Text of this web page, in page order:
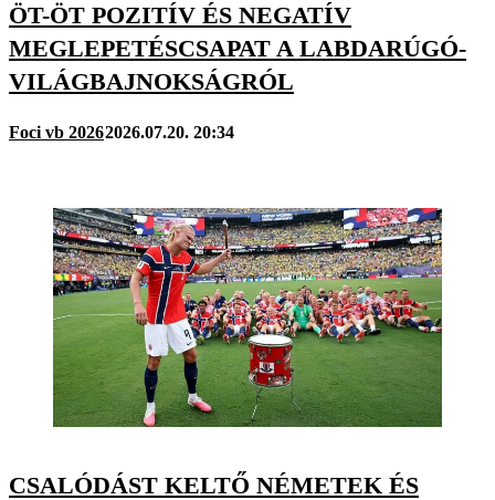
ÖT-ÖT POZITÍV ÉS NEGATÍV
MEGLEPETÉSCSAPAT A LABDARÚGÓ-
VILÁGBAJNOKSÁGRÓL
Foci vb 20262026.07.20. 20:34
CSALÓDÁST KELTŐ NÉMETEK ÉS